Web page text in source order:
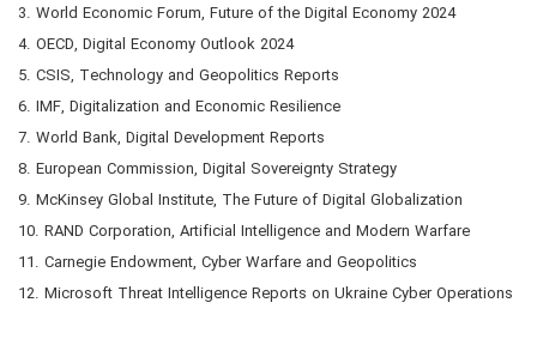
3. World Economic Forum, Future of the Digital Economy 2024
4. OECD, Digital Economy Outlook 2024
5. CSIS, Technology and Geopolitics Reports
6. IMF, Digitalization and Economic Resilience
7. World Bank, Digital Development Reports
8. European Commission, Digital Sovereignty Strategy
9. McKinsey Global Institute, The Future of Digital Globalization
10. RAND Corporation, Artificial Intelligence and Modern Warfare
11. Carnegie Endowment, Cyber Warfare and Geopolitics
12. Microsoft Threat Intelligence Reports on Ukraine Cyber Operations